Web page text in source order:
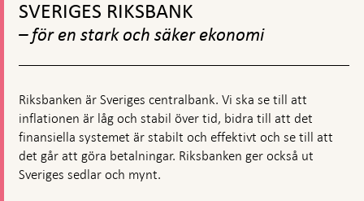
säkra
betalningar
toppnavigation
SVERIGES RIKSBANK
– för en stark och säker ekonomi
Riksbanken är Sveriges centralbank. Vi ska se till att
inflationen är låg och stabil över tid, bidra till att det
finansiella systemet är stabilt och effektivt och se till att
det går att göra betalningar. Riksbanken ger också ut
Sveriges sedlar och mynt.